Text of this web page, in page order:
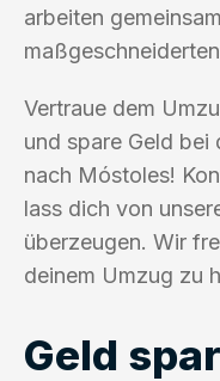
arbeiten
Vertraue dem
und spare Geld bei
nach Móstoles!
lass dich von
überzeugen. Wir
deinem Umzug zu
Geld